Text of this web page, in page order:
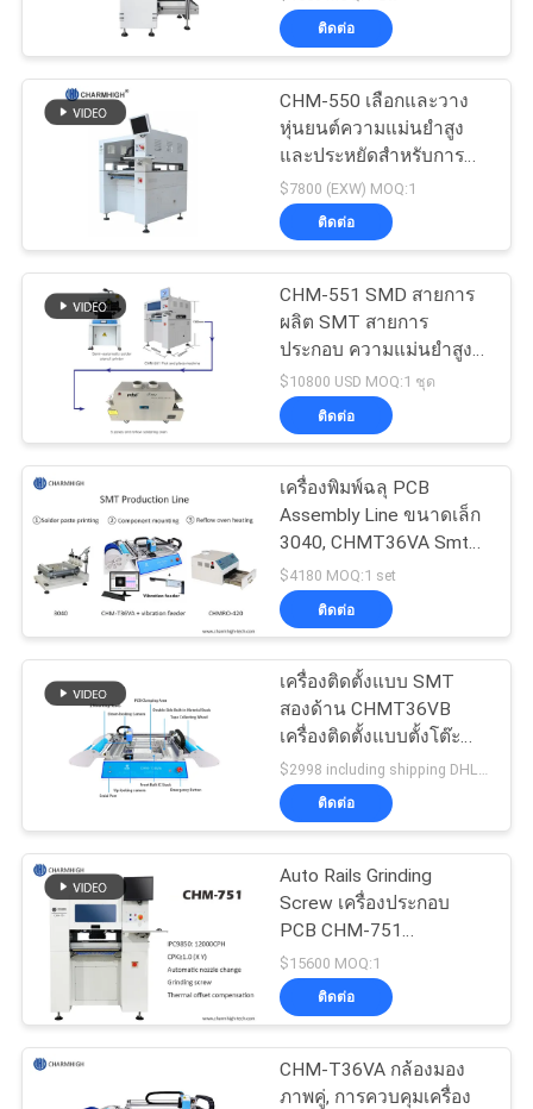
ทัวร์
โรงงาน
ควบคุม
คุณภาพ
ติดต่อ
เรา
ข่าว
SHOPPING
ON
แผนผัง
เว็บไซต์
นโยบาย
ความ
เป็น
ประกอบ SMT
ติดต่อ
CHM-550 เลือกและวาง
หุ่นยนต์ความแม่นยำสูง
และประหยัดสำหรับการ
ประกอบ SMT
$7800 (EXW) MOQ:1
ติดต่อ
CHM-551 SMD สายการ
ผลิต SMT สายการ
ประกอบ ความแม่นยําสูง 4
หัว PCB ทําหุ่นยนต์
$10800 USD MOQ:1 ชุด
ติดต่อ
เครื่องพิมพ์ฉลุ PCB
Assembly Line ขนาดเล็ก
3040, CHMT36VA Smt
Machine, 420 Reflow
Oven
$4180 MOQ:1 set
ติดต่อ
เครื่องติดตั้งแบบ SMT
สองด้าน CHMT36VB
เครื่องติดตั้งแบบตั้งโต๊ะ
พร้อมตัวป้อน 58 ตัว
ติดต่อ
Auto Rails Grinding
Screw เครื่องประกอบ
PCB CHM-751
Charmhigh 6 Heads
$15600 MOQ:1
ติดต่อ
CHM-T36VA กล้องมอง
ภาพคู่, การควบคุมเครื่อง